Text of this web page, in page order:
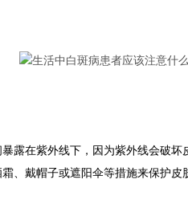
在紫外线下，因为紫外线会破坏
、戴帽子或遮阳伞等措施来保护皮